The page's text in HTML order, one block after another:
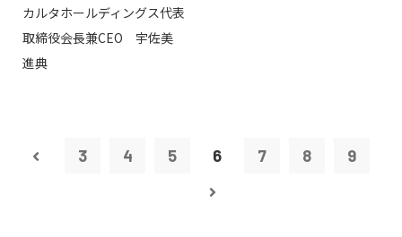
カルタホールディングス代表
取締役会長兼CEO 宇佐美
進典
3 4 5 6 7 8 9